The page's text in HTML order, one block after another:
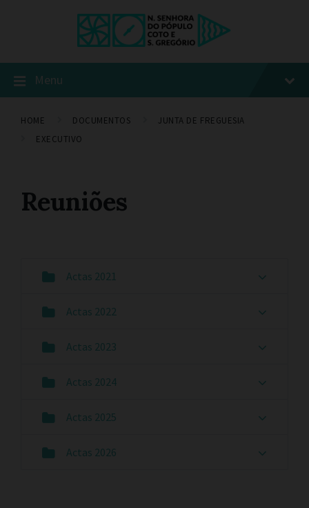
Menu
HOME DOCUMENTOS
JUNTA DE FREGUESIA
EXECUTIVO
Reuniões
Actas 2021
Actas 2022
Actas 2023
Actas 2024
Actas 2025
Actas 2026